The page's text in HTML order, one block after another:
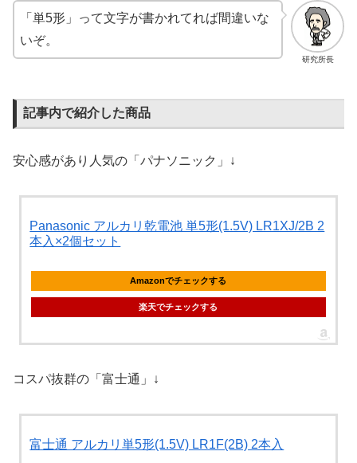
研究所長
「単5形」って文字が書かれてれば間違いな
いぞ。
記事内で紹介した商品
安心感があり人気の「パナソニック」↓
Panasonic アルカリ乾電池 単5形(1.5V) LR1XJ/2B 2
本入×2個セット
Amazonでチェックする
楽天でチェックする
コスパ抜群の「富士通」↓
富士通 アルカリ単5形(1.5V) LR1F(2B) 2本入